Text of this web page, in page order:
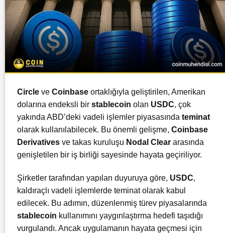
Circle ve Coinbase ortaklığıyla geliştirilen, Amerikan
dolarına endeksli bir stablecoin olan USDC, çok
yakında ABD’deki vadeli işlemler piyasasında teminat
olarak kullanılabilecek. Bu önemli gelişme, Coinbase
Derivatives ve takas kuruluşu Nodal Clear arasında
genişletilen bir iş birliği sayesinde hayata geçiriliyor.
Şirketler tarafından yapılan duyuruya göre, USDC,
kaldıraçlı vadeli işlemlerde teminat olarak kabul
edilecek. Bu adımın, düzenlenmiş türev piyasalarında
stablecoin kullanımını yaygınlaştırma hedefi taşıdığı
vurgulandı. Ancak uygulamanın hayata geçmesi için